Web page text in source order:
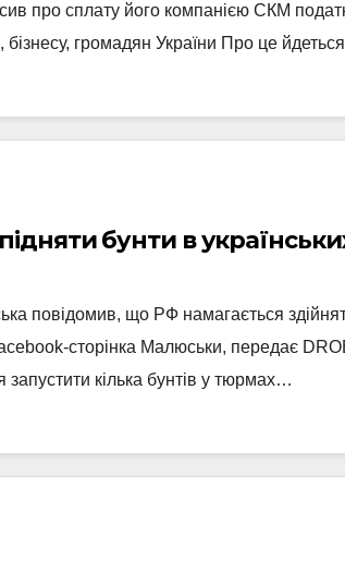
про сплату його компанією СКМ
бізнесу, громадян України Про це
бунти в
повідомив, що РФ намагається
сторінка Малюськи, передає
кілька бунтів у тюрмах…